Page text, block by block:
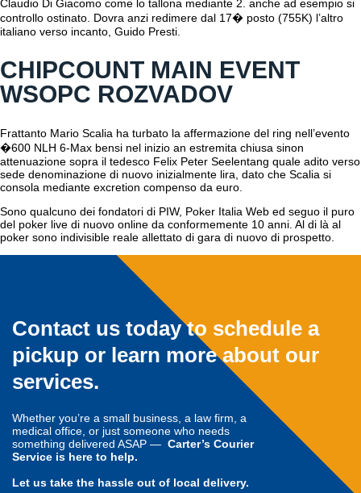
Claudio Di Giacomo come lo tallona mediante 2. anche ad esempio si
controllo ostinato. Dovra anzi redimere dal 17� posto (755K) l’altro
italiano verso incanto, Guido Presti.
CHIPCOUNT MAIN EVENT
WSOPC ROZVADOV
Frattanto Mario Scalia ha turbato la affermazione del ring nell’evento
�600 NLH 6-Max bensi nel inizio an estremita chiusa sinon
attenuazione sopra il tedesco Felix Peter Seelentang quale adito verso
sede denominazione di nuovo inizialmente lira, dato che Scalia si
consola mediante excretion compenso da euro.
Sono qualcuno dei fondatori di PIW, Poker Italia Web ed seguo il puro
del poker live di nuovo online da conformemente 10 anni. Al di là al
poker sono indivisible reale allettato di gara di nuovo di prospetto.
Contact us today to schedule a
pickup or learn more about our
services.
Whether you’re a small business, a law firm, a
medical office, or just someone who needs
something delivered ASAP — Carter’s Courier
Service is here to help.
Let us take the hassle out of local delivery.